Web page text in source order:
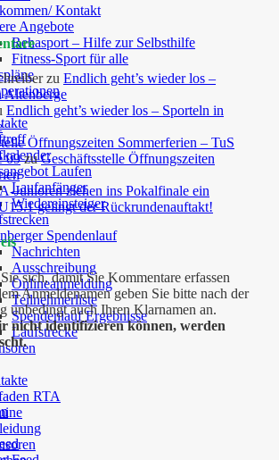
Kontakt
Angebote
Rehasport – Hilfe zur Selbsthilfe
Fitness-Sport für alle
Laufen
Laufanfänger
Wiedereinsteiger
Spendenlauf
Nachrichten
Ausschreibung
Onlineanmeldung
Teilnehmerliste
Spendenlauf Ergebnisse
Laufstrecke
RTA
zu Endlich geht’s wieder los –
Altenberge
Endlich geht’s wieder los – Sporteln in
Öffnungszeiten Sommerferien – TuS
09zuGeschäftsstelle Öffnungszeiten
A-Junioren ziehen ins Pokalfinale ein
gelingt der Rückrundenauftakt!
sich, damit Sie Kommentare erfassen
Anmeldenamen geben Sie bitte nach der
unbedingt auch Ihren Klarnamen an.
nicht identifizieren können, werden